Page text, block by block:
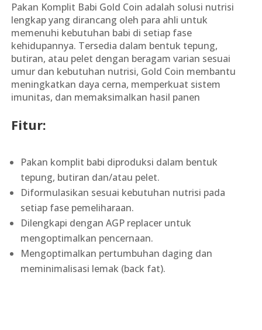
Pakan Komplit Babi Gold Coin adalah solusi nutrisi
lengkap yang dirancang oleh para ahli untuk
memenuhi kebutuhan babi di setiap fase
kehidupannya. Tersedia dalam bentuk tepung,
butiran, atau pelet dengan beragam varian sesuai
umur dan kebutuhan nutrisi, Gold Coin membantu
meningkatkan daya cerna, memperkuat sistem
imunitas, dan memaksimalkan hasil panen
Fitur:
Pakan komplit babi diproduksi dalam bentuk
tepung, butiran dan/atau pelet.
Diformulasikan sesuai kebutuhan nutrisi pada
setiap fase pemeliharaan.
Dilengkapi dengan AGP replacer untuk
mengoptimalkan pencernaan.
Mengoptimalkan pertumbuhan daging dan
meminimalisasi lemak (back fat).